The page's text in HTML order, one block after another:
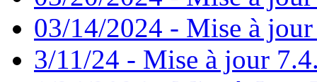
03/14/2024 - Mise à
3/11/24 - Mise à jour